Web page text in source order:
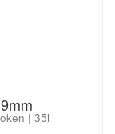
| 35l